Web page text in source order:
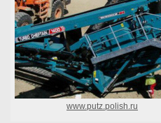
www.putz.polish.ru